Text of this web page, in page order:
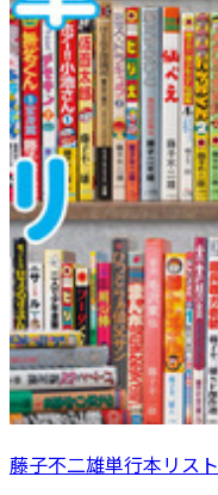
藤子不二雄単行本リスト